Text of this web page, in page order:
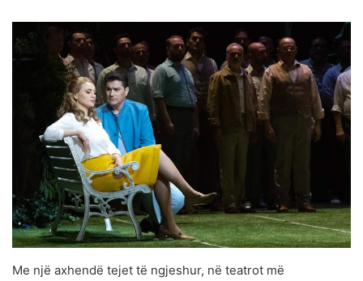
Me një axhendë tejet të ngjeshur, në teatrot më